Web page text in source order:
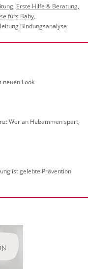
, Erste Hilfe & Beratung,
fürs Baby,
Bindungsanalyse
neuen Look
Wer an Heb­am­men spart,
ist ge­leb­te Prä­ven­ti­on